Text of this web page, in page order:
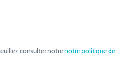
consulter notrenotre politique de